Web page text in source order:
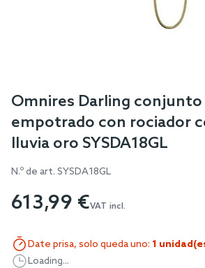
Skip
beginning
of
images
gallery
Omnires Darling conjunto
empotrado con rociador
lluvia oro SYSDA18GL
N.º de art. SYSDA18GL
613,99 €VAT incl.
Date prisa, solo queda uno: 1
Loading...